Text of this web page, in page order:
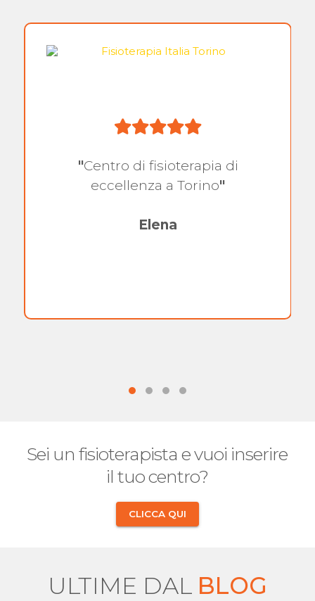
"Centro di fisioterapia di
eccellenza a Torino"
Elena
Sei un fisioterapista e vuoi inserire
il tuo centro?
CLICCA QUI
ULTIME DAL BLOG